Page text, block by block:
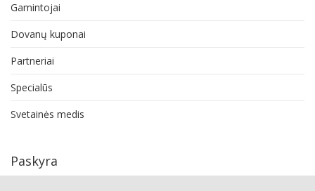
Gamintojai
Dovanų kuponai
Partneriai
Specialūs
Svetainės medis
Paskyra